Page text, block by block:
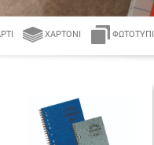
ΧΑΡΤΌΝΙ